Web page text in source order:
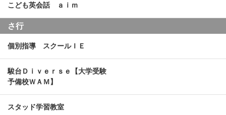
こども英会話 ａｉｍ
さ行
個別指導 スクールＩＥ
駿台Ｄｉｖｅｒｓｅ【大学受験
予備校ＷＡＭ】
スタッド学習教室